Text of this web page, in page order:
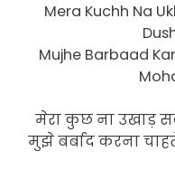
Mera Kuchh Na
Mujhe Barbaad
मेरा कुछ ना उखाड़
मुझे बर्बाद करना